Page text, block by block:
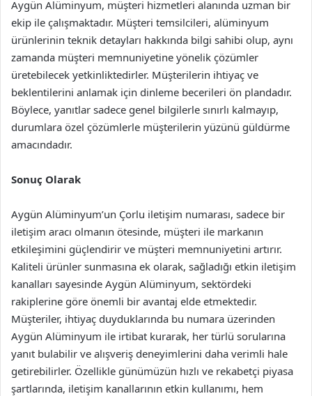
Aygün Alüminyum, müşteri hizmetleri alanında uzman bir
ekip ile çalışmaktadır. Müşteri temsilcileri, alüminyum
ürünlerinin teknik detayları hakkında bilgi sahibi olup, aynı
zamanda müşteri memnuniyetine yönelik çözümler
üretebilecek yetkinliktedirler. Müşterilerin ihtiyaç ve
beklentilerini anlamak için dinleme becerileri ön plandadır.
Böylece, yanıtlar sadece genel bilgilerle sınırlı kalmayıp,
durumlara özel çözümlerle müşterilerin yüzünü güldürme
amacındadır.
Sonuç Olarak
Aygün Alüminyum’un Çorlu iletişim numarası, sadece bir
iletişim aracı olmanın ötesinde, müşteri ile markanın
etkileşimini güçlendirir ve müşteri memnuniyetini artırır.
Kaliteli ürünler sunmasına ek olarak, sağladığı etkin iletişim
kanalları sayesinde Aygün Alüminyum, sektördeki
rakiplerine göre önemli bir avantaj elde etmektedir.
Müşteriler, ihtiyaç duyduklarında bu numara üzerinden
Aygün Alüminyum ile irtibat kurarak, her türlü sorularına
yanıt bulabilir ve alışveriş deneyimlerini daha verimli hale
getirebilirler. Özellikle günümüzün hızlı ve rekabetçi piyasa
şartlarında, iletişim kanallarının etkin kullanımı, hem